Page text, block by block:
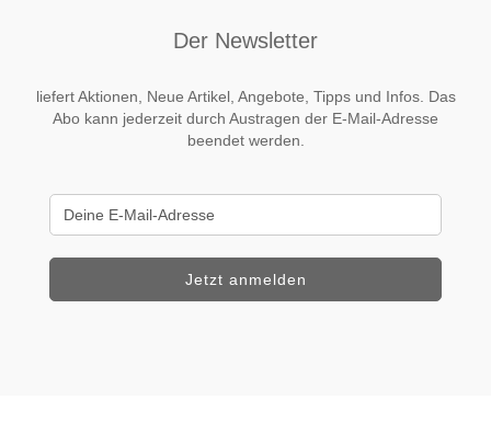
Der Newsletter
liefert Aktionen, Neue Artikel, Angebote, Tipps und Infos. Das
Abo kann jederzeit durch Austragen der E-Mail-Adresse
beendet werden.